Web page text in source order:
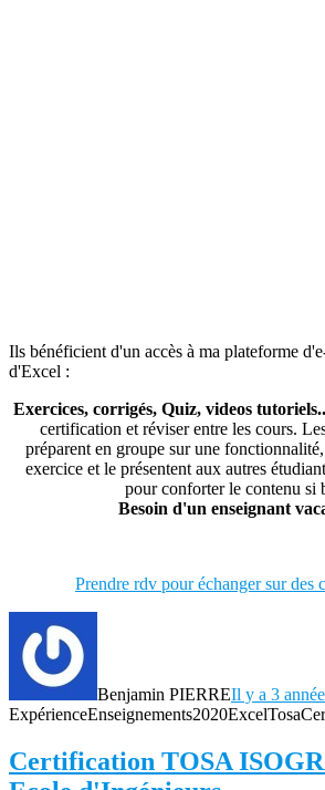
Ils bénéficient d'un accès à ma plateforme
d'Excel :
Exercices, corrigés, Quiz, videos
certification et réviser entre les cours.
préparent en groupe sur une
exercice et le présentent aux autres
pour conforter le contenu si
Besoin d'un enseignant
Prendre rdv pour échanger sur des
Benjamin PIERREIl y a 3
ExpérienceEnseignements2020ExcelTosa
Certification TOSA